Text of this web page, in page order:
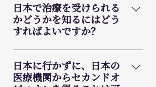
日本で治療を受けられる
かどうかを知るにはどう
すればよいですか？
患者様の基本情報と最新の医療情報
（担当医の診断書、各種検査結果、
DICOM CTスキャンなどの画像デー
日本に行かずに、日本の
医療機関からセカンドオ